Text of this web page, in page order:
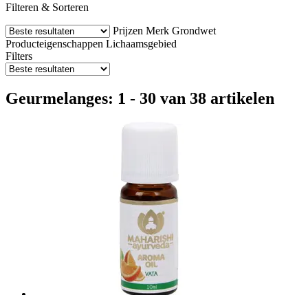
Filteren & Sorteren
Prijzen Merk Grondwet
Producteigenschappen Lichaamsgebied
Filters
Geurmelanges: 1 - 30 van 38 artikelen